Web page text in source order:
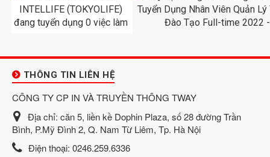
THÔNG TIN LIÊN HỆ
CÔNG TY CP IN VÀ TRUYỀN THÔNG TWAY
Địa chỉ: căn 5, liền kề Dophin Plaza, số 28 đường Trần
Bình, P.Mỹ Đình 2, Q. Nam Từ Liêm, Tp. Hà Nội
Điện thoại: 0246.259.6336